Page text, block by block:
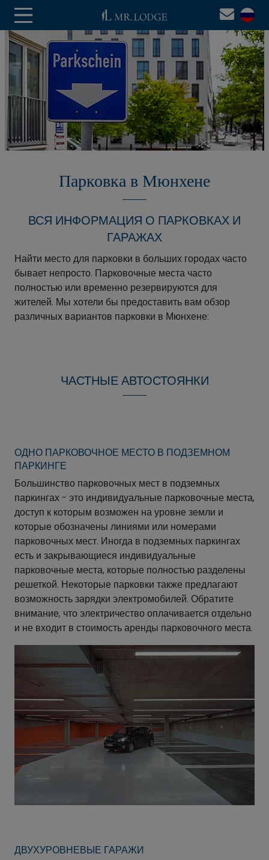
Парковка в Мюнхене
ВСЯ ИНФОРМАЦИЯ О ПАРКОВКАХ И
ГАРАЖАХ
Найти место для парковки в больших городах часто
бывает непросто. Парковочные места часто
полностью или временно резервируются для
жителей. Мы хотели бы предоставить вам обзор
различных вариантов парковки в Мюнхене:
ЧАСТНЫЕ АВТОСТОЯНКИ
ОДНО ПАРКОВОЧНОЕ МЕСТО В ПОДЗЕМНОМ
ПАРКИНГЕ
Большинство парковочных мест в подземных
паркингах - это индивидуальные парковочные места,
доступ к которым возможен на уровне земли и
которые обозначены линиями или номерами
парковочных мест. Иногда в подземных паркингах
есть и закрывающиеся индивидуальные
парковочные места, которые полностью разделены
решеткой. Некоторые парковки также предлагают
возможность зарядки электромобилей. Обратите
внимание, что электричество оплачивается отдельно
и не входит в стоимость аренды парковочного места.
ДВУХУРОВНЕВЫЕ ГАРАЖИ